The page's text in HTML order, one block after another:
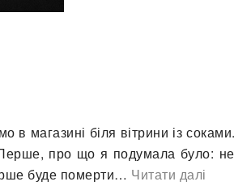
в магазині біля вітрини із
про що я подумала було:
буде померти… Читати далі